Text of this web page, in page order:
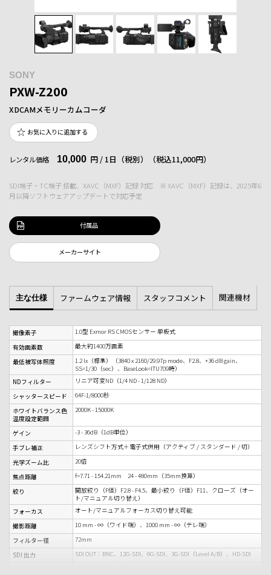
SONY
PXW-Z200
XDCAMメモリーカムコーダ
お気に入りに追加する
レンタル価格 10,000 円 / 1日（税別） （税込11,000円）
SDI端子・TC端子 搭載、XAVC（MXF）記録 対応 ※ XAVC（MXF）記録は、2025年6
月以降ソフトウェアアップデートで対応予定
付属品
メーカーサイト
主な仕様 ファームウェア情報 スタッフコメント 関連機材
撮像素子
1.0型 Exmor RS CMOSセンサー 単板式
有効画素数
最大約1400万画素
最低被写体照度
1.2 lx（標準）（3840 x 2160/29.97p mode、F2.8、+36 dB gain、
SS=1/30（sec）、BaseLook=ITU709時）
NDフィルター
リニア可変ND（1/4 ND - 1/128 ND）
シャッタースピード
64F-1/8000秒
ホワイトバランス色
温度設定範囲
2000K - 15000K
ゲイン
-3 - 36dB（1dB単位）
手ブレ補正
レンズシフト方式＋電子式併用（アクティブ / スタンダード / 切）
光学ズーム比
20倍
焦点距離
f=7.71 - 154.21mm 24 - 480mm（35mm換算）
絞り
開放絞り（F値）F2.8 - F4.5、最小絞り（F値）F11、クローズ（オー
ト/マニュアル切り替え）
フォーカス
オート/マニュアルフォーカス切り替え可能
撮影距離
10 mm - ∞（ワイド端）、1000 mm - ∞（テレ端）
フィルター径
72mm
SDI 出力
SDI OUT：BNC、12G-SDI、6G-SDI、3G-SDI（Level A/B）、HD-SDI